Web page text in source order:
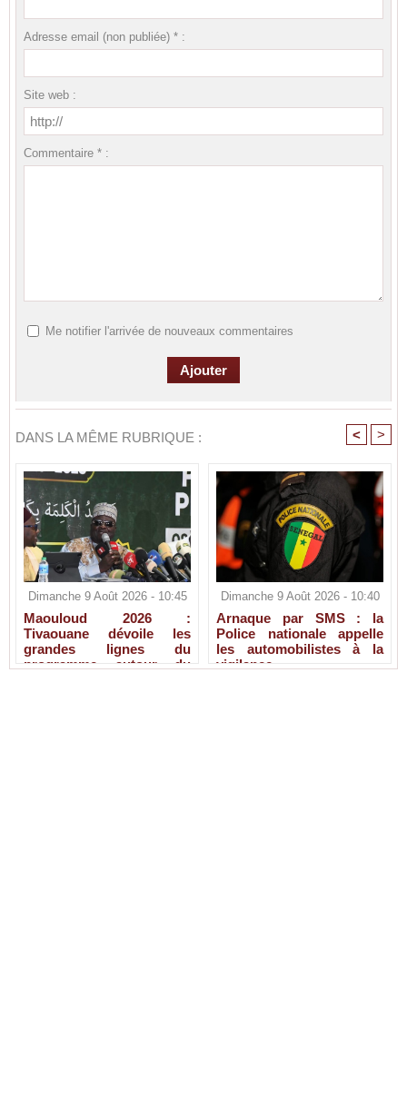
Adresse email (non publiée) * :
Site web :
Commentaire * :
Me notifier l'arrivée de nouveaux commentaires
DANS LA MÊME RUBRIQUE : < >
Dimanche 9 Août 2026 - 10:45
Maouloud 2026 :
Tivaouane dévoile les
grandes lignes du
programme autour du
Dimanche 9 Août 2026 - 10:40
Arnaque par SMS : la
Police nationale appelle
les automobilistes à la
vigilance